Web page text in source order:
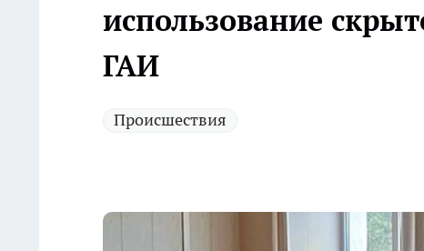
использование
ГАИ
Происшествия